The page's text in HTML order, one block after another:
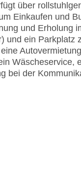
über
Einkaufen und
und Erholung
und ein Parkplatz
Wäscheservice,
bei der